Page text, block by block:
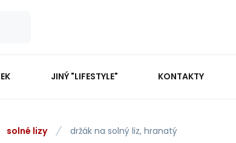
JINÝ "LIFESTYLE" KONTAKTY
solné lizy držák na solný liz, hranatý